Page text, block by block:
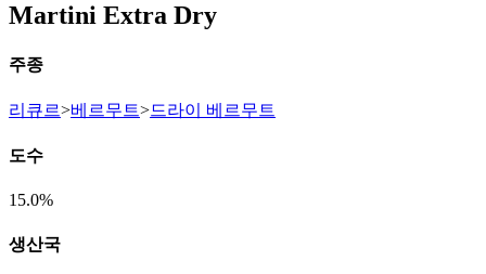
Martini Extra Dry
주종
리큐르>베르무트>드라이 베르무트
도수
15.0%
생산국